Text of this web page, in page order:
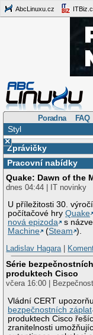
AbcLinuxu.cz
Poradna FAQ
Styl
×
Zprávičky
Pracovní nabídky
Quake: Dawn of the
dnes 04:44 | IT novinky
U příležitosti 30.
počítačové hryQuake
nová epizoda
s
Machine
(Steam ).
Ladislav Hagara|
Série
produktech Cisco
včera 16:00 |
Vládní CERT
bezpečnostních záplat
produktech Cisco
zranitelnosti